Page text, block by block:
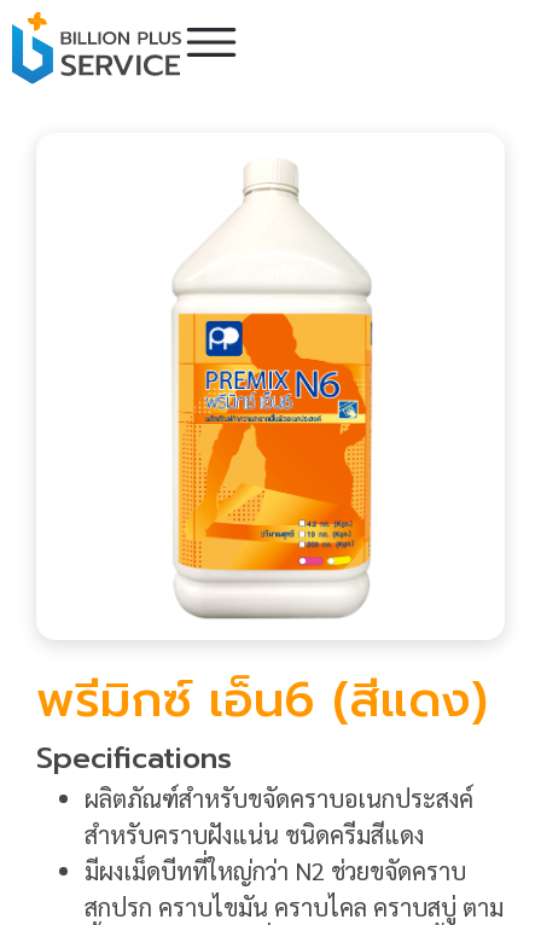
พรีมิกซ์ เอ็น6 (สีแดง)
Specifications
ผลิตภัณฑ์สำหรับขจัดคราบอเนกประสงค์
สำหรับคราบฝังแน่น ชนิดครีมสีแดง
มีผงเม็ดบีทที่ใหญ่กว่า N2 ช่วยขจัดคราบ
สกปรก คราบไขมัน คราบไคล คราบสบู่ ตาม